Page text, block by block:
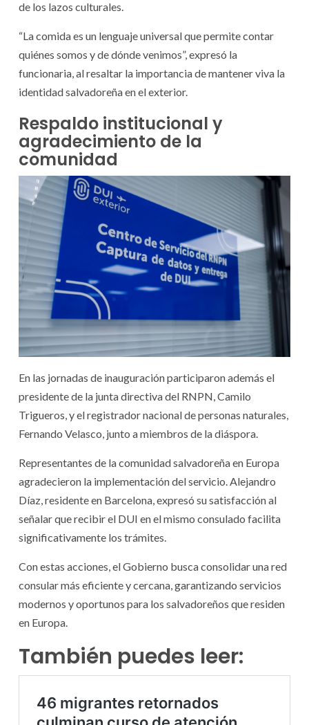
de los lazos culturales.
“La comida es un lenguaje universal que permite contar
quiénes somos y de dónde venimos”, expresó la
funcionaria, al resaltar la importancia de mantener viva la
identidad salvadoreña en el exterior.
Respaldo institucional y
agradecimiento de la
comunidad
En las jornadas de inauguración participaron además el
presidente de la junta directiva del RNPN, Camilo
Trigueros, y el registrador nacional de personas naturales,
Fernando Velasco, junto a miembros de la diáspora.
Representantes de la comunidad salvadoreña en Europa
agradecieron la implementación del servicio. Alejandro
Díaz, residente en Barcelona, expresó su satisfacción al
señalar que recibir el DUI en el mismo consulado facilita
significativamente los trámites.
Con estas acciones, el Gobierno busca consolidar una red
consular más eficiente y cercana, garantizando servicios
modernos y oportunos para los salvadoreños que residen
en Europa.
También puedes leer: